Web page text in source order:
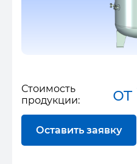
Стоимость
продукции:
Оставить заявку